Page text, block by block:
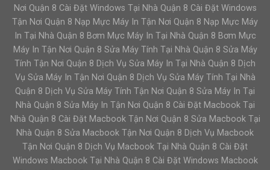
Nơi Quận 8 Cài Đặt Windows Tại Nhà Quận 8 Cài Đặt Windows
Tận Nơi Quận 8 Nạp Mực Máy In Tận Nơi Quận 8 Nạp Mực Máy
In Tại Nhà Quận 8 Bơm Mực Máy In Tại Nhà Quận 8 Bơm Mực
Máy In Tận Nơi Quận 8 Sửa Máy Tính Tại Nhà Quận 8 Sửa Máy
Tính Tận Nơi Quận 8 Dịch Vụ Sửa Máy In Tại Nhà Quận 8 Dịch
Vụ Sửa Máy In Tận Nơi Quận 8 Dịch Vụ Sửa Máy Tính Tại Nhà
Quận 8 Dịch Vụ Sửa Máy Tính Tận Nơi Quận 8 Sửa Máy In Tại
Nhà Quận 8 Sửa Máy In Tận Nơi Quận 8 Cài Đặt Macbook Tại
Nhà Quận 8 Cài Đặt Macbook Tận Nơi Quận 8 Sửa Macbook Tại
Nhà Quận 8 Sửa Macbook Tận Nơi Quận 8 Dịch Vụ Macbook
Tận Nơi Quận 8 Dịch Vụ Macbook Tại Nhà Quận 8 Cài Đặt
Windows Macbook Tại Nhà Quận 8 Cài Đặt Windows Macbook